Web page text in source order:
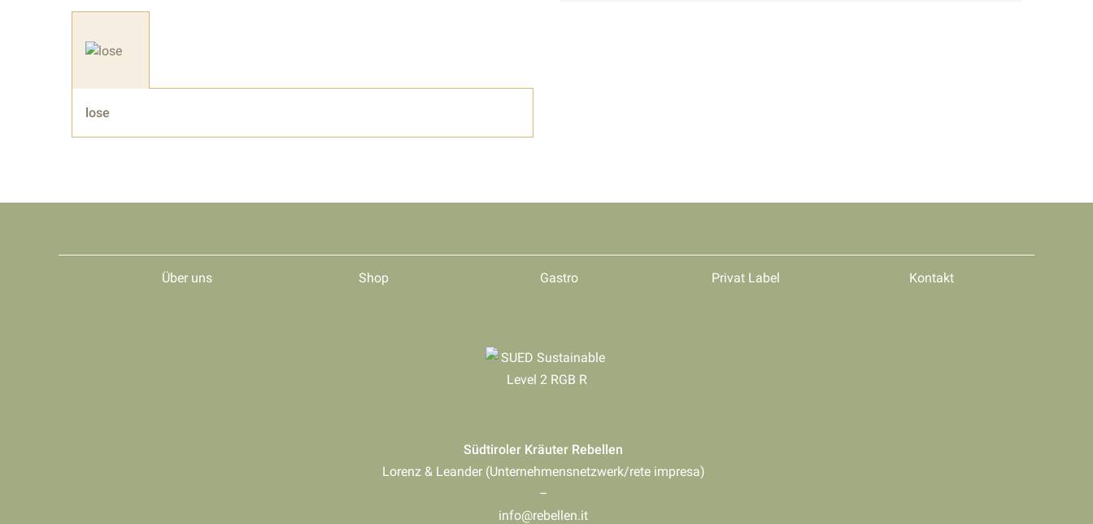
lose
Über uns Shop Gastro Privat Label Kontakt
Südtiroler Kräuter Rebellen
Lorenz & Leander (Unternehmensnetzwerk/rete impresa)
–
info@rebellen.it